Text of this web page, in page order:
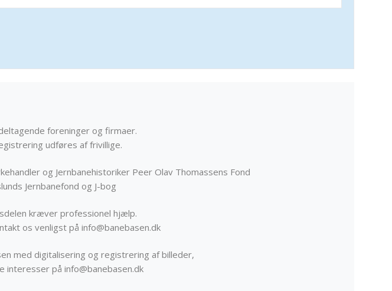
foreninger og firmaer.
udføres af frivillige.
og Jernbanehistoriker Peer Olav Thomassens Fond
Jernbanefond og J-bog
kræver professionel hjælp.
os venligst på info@banebasen.dk
med digitalisering og registrering af billeder,
interesser på info@banebasen.dk